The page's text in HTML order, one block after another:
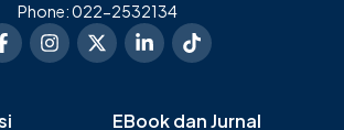
Phone: 022-2532134
EBook dan Jurnal